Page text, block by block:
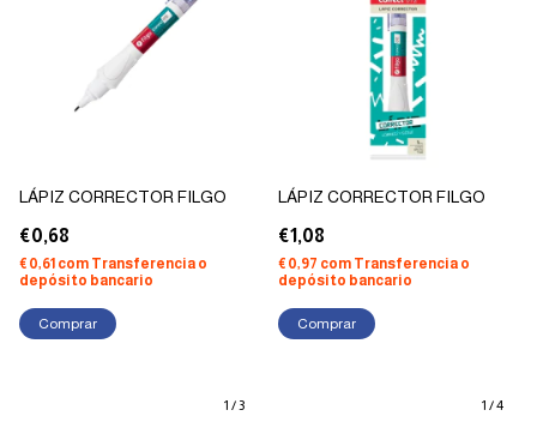
LÁPIZ CORRECTOR FILGO
€0,68
€0,61 com Transferencia o
depósito bancario
LÁPIZ CORRECTOR FILGO
€1,08
€0,97 com Transferencia o
depósito bancario
1 /3 1 /4